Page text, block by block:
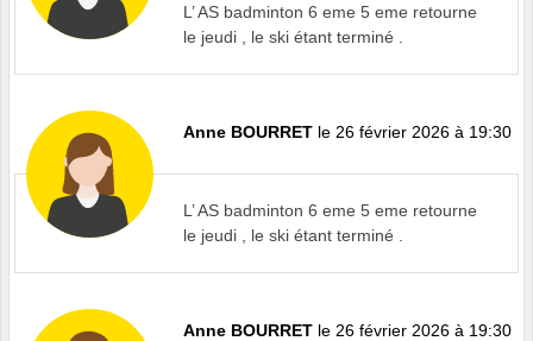
L’ AS badminton 6 eme 5 eme retourne
le jeudi , le ski étant terminé .
Anne BOURRET le 26 février 2026 à 19:30
L’ AS badminton 6 eme 5 eme retourne
le jeudi , le ski étant terminé .
Anne BOURRET le 26 février 2026 à 19:30